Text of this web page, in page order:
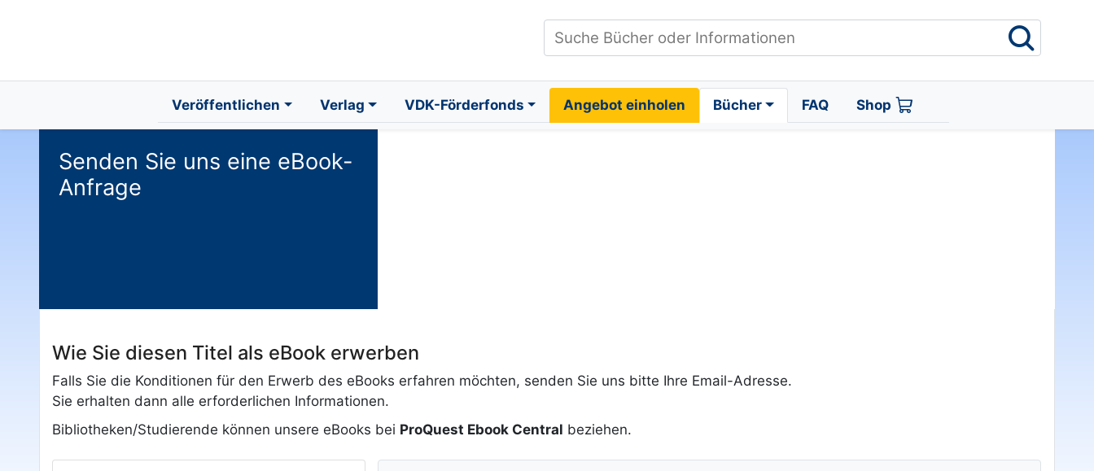
Veröffentlichen Verlag VDK-Förderfonds Angebot einholen Bücher FAQ Shop
Senden Sie uns eine eBook-
Anfrage
Wie Sie diesen Titel als eBook erwerben
Falls Sie die Konditionen für den Erwerb des eBooks erfahren möchten, senden Sie uns bitte Ihre Email-Adresse.
Sie erhalten dann alle erforderlichen Informationen.
Bibliotheken/Studierende können unsere eBooks bei ProQuest Ebook Central beziehen.